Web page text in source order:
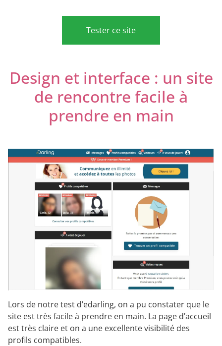
Tester ce site
Design et interface : un site
de rencontre facile à
prendre en main
Lors de notre test d’edarling, on a pu constater que le
site est très facile à prendre en main. La page d’accueil
est très claire et on a une excellente visibilité des
profils compatibles.